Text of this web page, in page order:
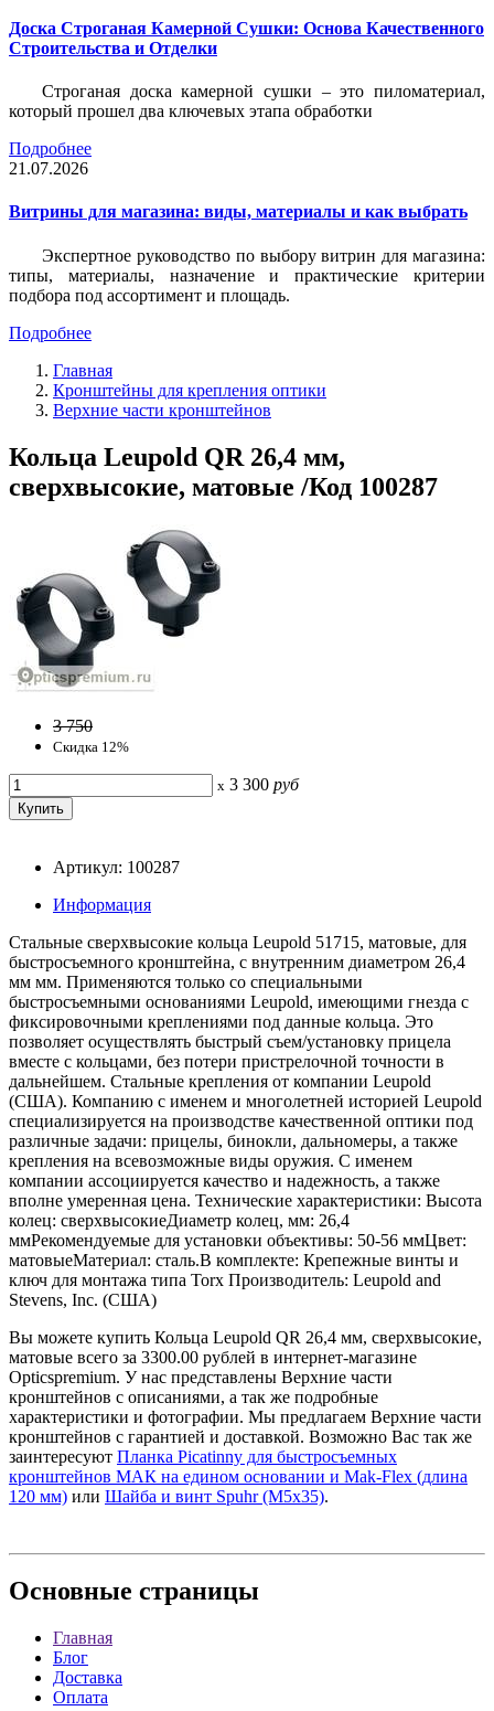
Доска Строганая Камерной Сушки: Основа Качественного
Строительства и Отделки
Строганая доска камерной сушки – это пиломатериал,
который прошел два ключевых этапа обработки
Подробнее
21.07.2026
Витрины для магазина: виды, материалы и как выбрать
Экспертное руководство по выбору витрин для магазина:
типы, материалы, назначение и практические критерии
подбора под ассортимент и площадь.
Подробнее
Главная
Кронштейны для крепления оптики
Верхние части кронштейнов
Кольца Leupold QR 26,4 мм,
сверхвысокие, матовые /Код 100287
3 750
Скидка 12%
x 3 300 руб
Артикул: 100287
Информация
Стальные сверхвысокие кольца Leupold 51715, матовые, для
быстросъемного кронштейна, с внутренним диаметром 26,4
мм мм. Применяются только со специальными
быстросъемными основаниями Leupold, имеющими гнезда с
фиксировочными креплениями под данные кольца. Это
позволяет осуществлять быстрый съем/установку прицела
вместе с кольцами, без потери пристрелочной точности в
дальнейшем. Стальные крепления от компании Leupold
(США). Компанию с именем и многолетней историей Leupold
специализируется на производстве качественной оптики под
различные задачи: прицелы, бинокли, дальномеры, а также
крепления на всевозможные виды оружия. С именем
компании ассоциируется качество и надежность, а также
вполне умеренная цена. Технические характеристики: Высота
колец: сверхвысокиеДиаметр колец, мм: 26,4
ммРекомендуемые для установки объективы: 50-56 ммЦвет:
матовыеМатериал: сталь.В комплекте: Крепежные винты и
ключ для монтажа типа Torx Производитель: Leupold and
Stevens, Inc. (США)
Вы можете купить Кольца Leupold QR 26,4 мм, сверхвысокие,
матовые всего за 3300.00 рублей в интернет-магазине
Opticspremium. У нас представлены Верхние части
кронштейнов с описаниями, а так же подробные
характеристики и фотографии. Мы предлагаем Верхние части
кронштейнов с гарантией и доставкой. Возможно Вас так же
заинтересуют Планка Picatinny для быстросъемных
кронштейнов МАК на едином основании и Mak-Flex (длина
120 мм) или Шайба и винт Spuhr (M5x35).
Основные страницы
Главная
Блог
Доставка
Оплата